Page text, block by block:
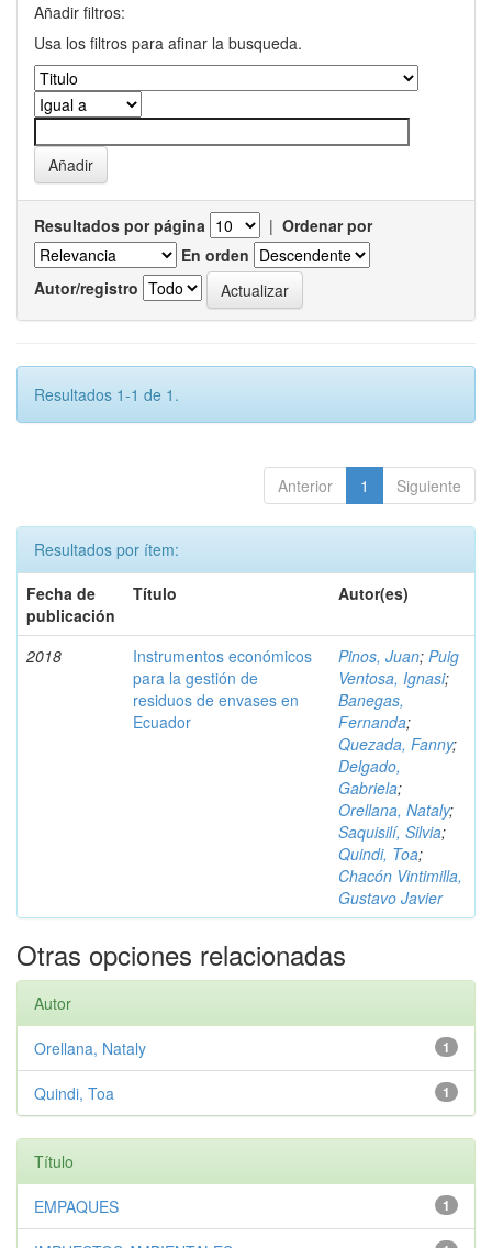
Añadir filtros:
Usa los filtros para afinar la busqueda.
Resultados por página | Ordenar por
En orden
Autor/registro
Resultados 1-1 de 1.
Anterior 1 Siguiente
Resultados por ítem:
Fecha de
publicación
Título Autor(es)
2018
Instrumentos económicos
para la gestión de
residuos de envases en
Ecuador
Pinos, Juan; Puig
Ventosa, Ignasi;
Banegas,
Fernanda;
Quezada, Fanny;
Delgado,
Gabriela;
Orellana, Nataly;
Saquisilí, Silvia;
Quindi, Toa;
Chacón Vintimilla,
Gustavo Javier
Otras opciones relacionadas
Autor
1
Orellana, Nataly
1
Quindi, Toa
Título
1
EMPAQUES